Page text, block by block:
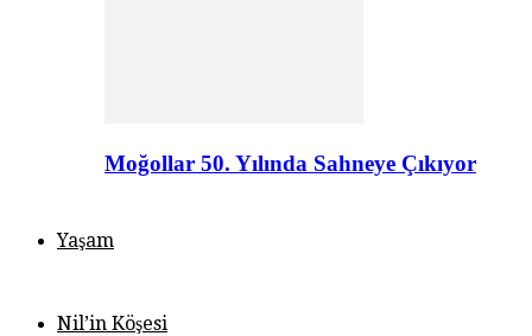
Moğollar 50. Yılında Sahneye Çıkıyor
Yaşam
Nil’in Köşesi